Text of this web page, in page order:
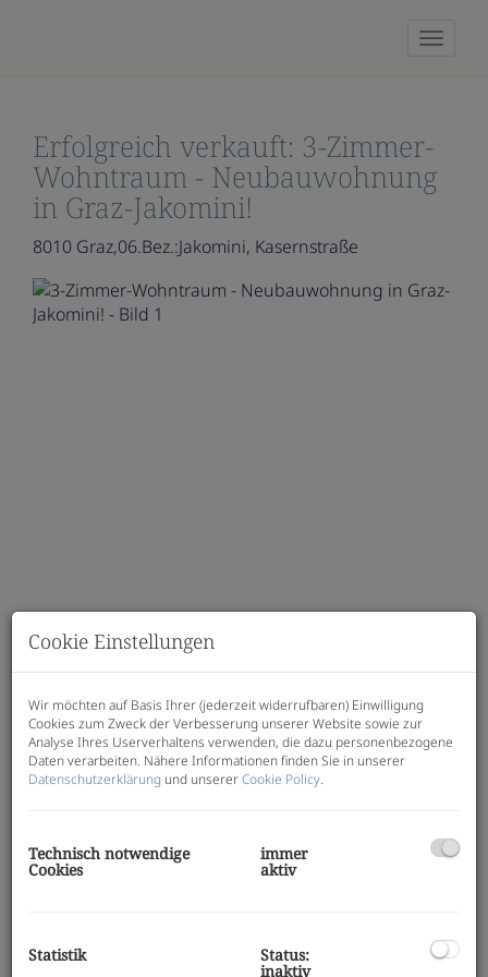
Erfolgreich verkauft: 3-Zimmer-
Wohntraum - Neubauwohnung
in Graz-Jakomini!
8010 Graz,06.Bez.:Jakomini, Kasernstraße
JAKOMINI VERDE - Haus A
Wohnungen
: 1-3 Zimmer | 30-77 m²
Cookie Einstellungen
Wir möchten auf Basis Ihrer (jederzeit widerrufbaren) Einwilligung
Cookies zum Zweck der Verbesserung unserer Website sowie zur
Analyse Ihres Userverhaltens verwenden, die dazu personenbezogene
Daten verarbeiten. Nähere Informationen finden Sie in unserer
Datenschutzerklärung und unsererCookie Policy.
Technisch notwendige
Cookies
immer
aktiv
Statistik Status:
inaktiv